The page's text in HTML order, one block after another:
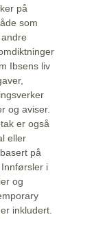
på
som
Ibsens liv
og aviser.
er også
eller
på
i
og
inkludert.